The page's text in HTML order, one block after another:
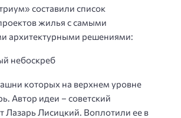
составили список
жилья с самыми
архитектурными решениями:
небоскреб
которых на верхнем уровне
Автор идеи – советский
Лазарь Лисицкий. Воплотили ее в